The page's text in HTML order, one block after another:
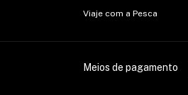
Viaje com a Pesca
Meios de pagamento